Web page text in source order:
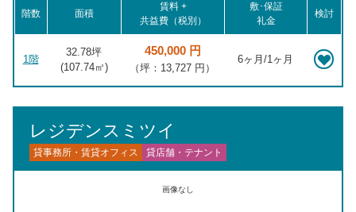
階数 面積
賃料 +
共益費（税別）
敷･保証
礼金
検討
1階
32.78坪
(107.74㎡)
450,000 円
（坪：13,727 円）
6ヶ月/1ヶ月
レジデンスミツイ
貸事務所・賃貸オフィス 貸店舗・テナント
画像なし